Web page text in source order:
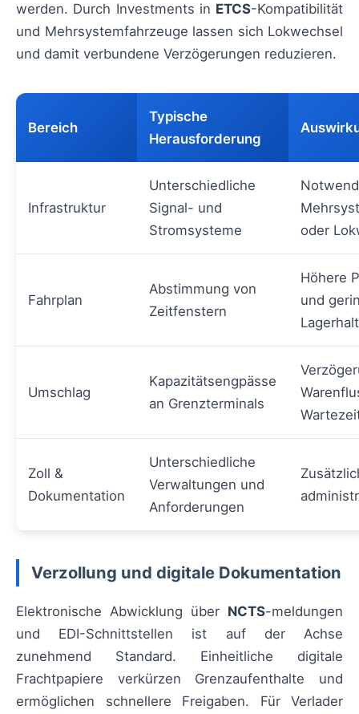
werden. Durch Investments in ETCS-Kompatibilität
und Mehrsystemfahrzeuge lassen sich Lokwechsel
und damit verbundene Verzögerungen reduzieren.
Bereich
Typische
Herausforderung
Infrastruktur
Unterschiedliche
Signal- und
Stromsysteme
oder
Fahrplan
Abstimmung von
Zeitfenstern
Höhere
und
Umschlag
Kapazitätsengpässe
an Grenzterminals
Zoll &
Dokumentation
Unterschiedliche
Verwaltungen und
Anforderungen
Verzollung und digitale Dokumentation
Elektronische Abwicklung über NCTS-meldungen
und EDI-Schnittstellen ist auf der Achse
zunehmend Standard. Einheitliche digitale
Frachtpapiere verkürzen Grenzaufenthalte und
ermöglichen schnellere Freigaben. Für Verlader